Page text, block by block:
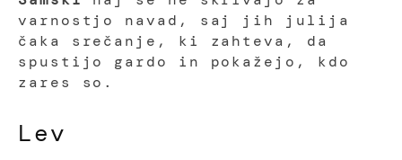
varnostjo navad, saj jih julija
čaka srečanje, ki zahteva, da
spustijo gardo in pokažejo, kdo
zares so.
Lev